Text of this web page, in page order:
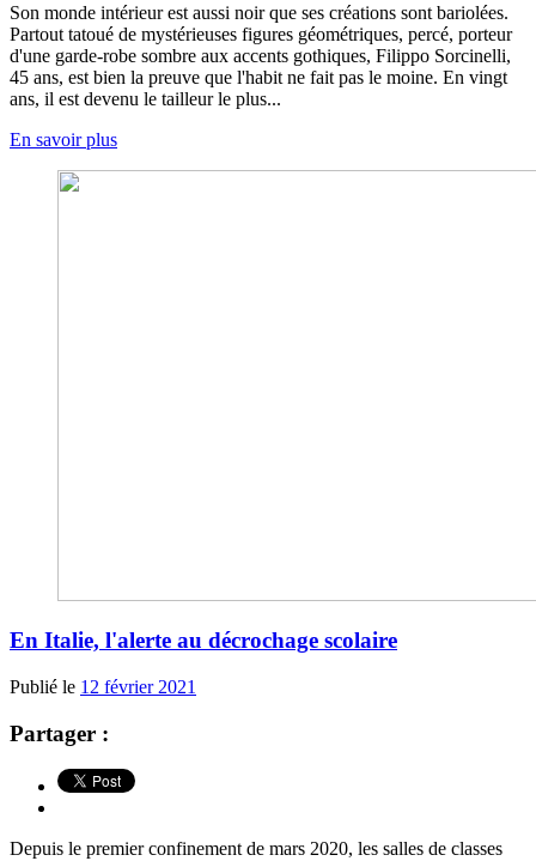
Son monde intérieur est aussi noir que ses créations sont bariolées.
Partout tatoué de mystérieuses figures géométriques, percé, porteur
d'une garde-robe sombre aux accents gothiques, Filippo Sorcinelli,
45 ans, est bien la preuve que l'habit ne fait pas le moine. En vingt
ans, il est devenu le tailleur le plus...
En savoir plus
En Italie, l'alerte au décrochage scolaire
Publié le 12 février 2021
Partager :
Depuis le premier confinement de mars 2020, les salles de classes